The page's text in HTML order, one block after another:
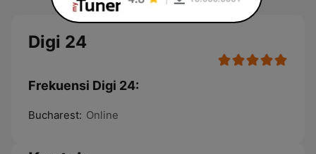
Digi 24
Frekuensi Digi 24:
Bucharest: Online